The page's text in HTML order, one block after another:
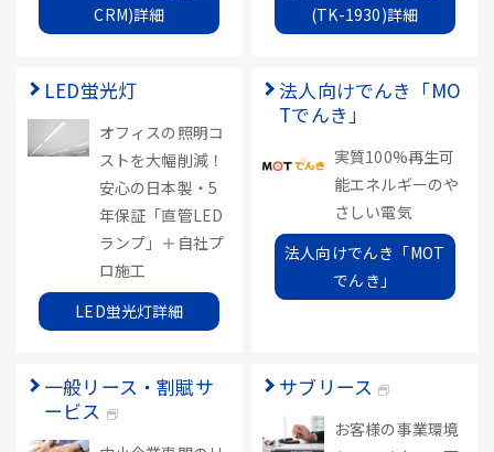
CRM)詳細
(TK-1930)詳細
LED蛍光灯
オフィスの照明コ
ストを大幅削減！
安心の日本製・5
年保証「直管LED
ランプ」＋自社プ
ロ施工
LED蛍光灯詳細
法人向けでんき「MO
Tでんき」
実質100%再生可
能エネルギーのや
さしい電気
法人向けでんき「MOT
でんき」
一般リース・割賦サ
ービス
サブリース
お客様の事業環境